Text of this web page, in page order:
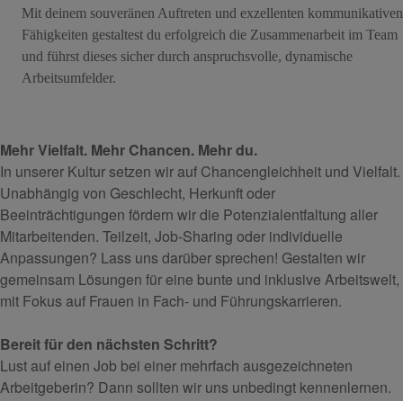
Mit deinem souveränen Auftreten und exzellenten kommunikativen
Fähigkeiten gestaltest du erfolgreich die Zusammenarbeit im Team
und führst dieses sicher durch anspruchsvolle, dynamische
Arbeitsumfelder.
Mehr Vielfalt. Mehr Chancen. Mehr du.
In unserer Kultur setzen wir auf Chancengleichheit und Vielfalt.
Unabhängig von Geschlecht, Herkunft oder
Beeinträchtigungen fördern wir die Potenzialentfaltung aller
Mitarbeitenden. Teilzeit, Job-Sharing oder individuelle
Anpassungen? Lass uns darüber sprechen! Gestalten wir
gemeinsam Lösungen für eine bunte und inklusive Arbeitswelt,
mit Fokus auf Frauen in Fach- und Führungskarrieren.
Bereit für den nächsten Schritt?
Lust auf einen Job bei einer mehrfach ausgezeichneten
Arbeitgeberin? Dann sollten wir uns unbedingt kennenlernen.